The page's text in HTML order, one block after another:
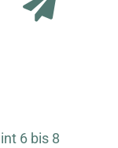
6 bis 8